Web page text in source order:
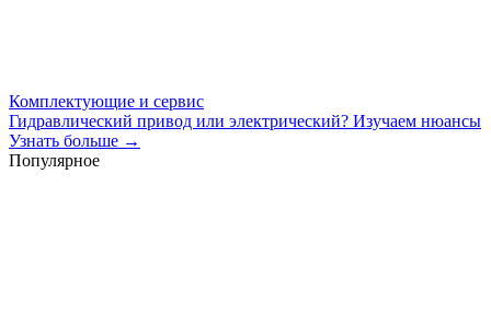
Комплектующие и сервис
Гидравлический привод или электрический? Изучаем нюансы
Узнать больше →
Популярное